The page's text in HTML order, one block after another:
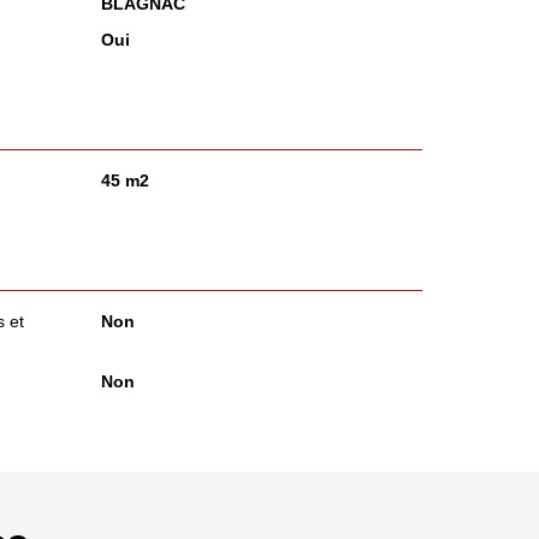
Oui
45 m2
et
Non
Non